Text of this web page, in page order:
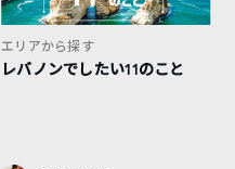
エリアから探す
レバノンでしたい11のこと